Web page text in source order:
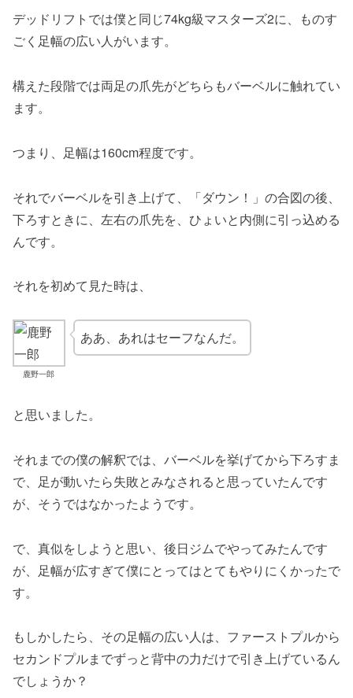
デッドリフトでは僕と同じ74kg級マスターズ2に、ものす
ごく足幅の広い人がいます。
構えた段階では両足の爪先がどちらもバーベルに触れてい
ます。
つまり、足幅は160cm程度です。
それでバーベルを引き上げて、「ダウン！」の合図の後、
下ろすときに、左右の爪先を、ひょいと内側に引っ込める
んです。
それを初めて見た時は、
鹿野一郎
ああ、あれはセーフなんだ。
と思いました。
それまでの僕の解釈では、バーベルを挙げてから下ろすま
で、足が動いたら失敗とみなされると思っていたんです
が、そうではなかったようです。
で、真似をしようと思い、後日ジムでやってみたんです
が、足幅が広すぎて僕にとってはとてもやりにくかったで
す。
もしかしたら、その足幅の広い人は、ファーストプルから
セカンドプルまでずっと背中の力だけで引き上げているん
でしょうか？